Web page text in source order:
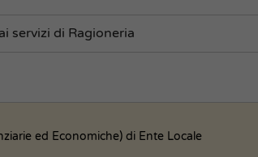
servizi di Ragioneria
ed Economiche) di Ente Locale